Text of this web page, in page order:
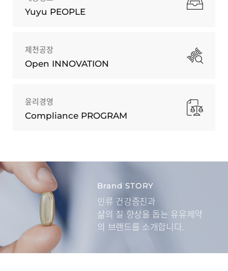
Yuyu PEOPLE
제천공장
Open INNOVATION
윤리경영
Compliance PROGRAM
Brand STORY
인류 건강증진과
삶의 질 향상을 돕는 유유제약
의 브랜드를 소개합니다.